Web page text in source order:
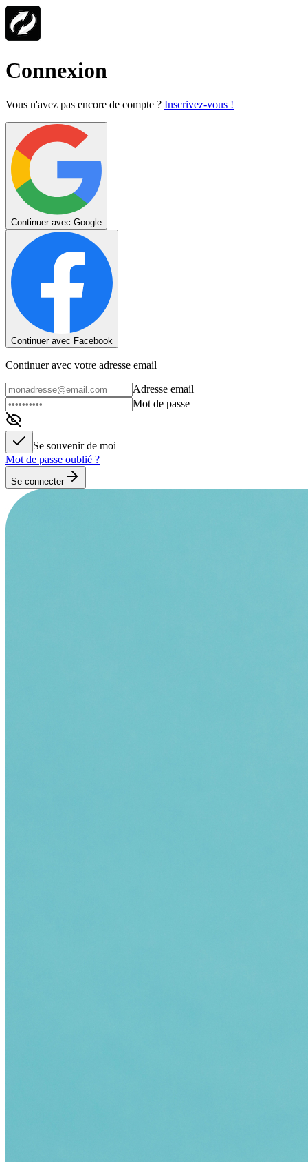
Connexion
Vous n'avez pas encore de compte ? Inscrivez-vous !
Continuer avec Google
Continuer avec Facebook
Continuer avec votre adresse email
Adresse email
Mot de passe
Se souvenir de moi
Mot de passe oublié ?
Se connecter